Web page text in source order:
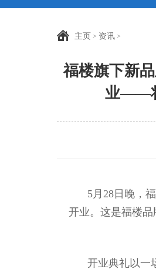
主页 > 资讯 >
福楼旗下新
业——
5月28日晚，
开业。这是福楼品
开业典礼以一